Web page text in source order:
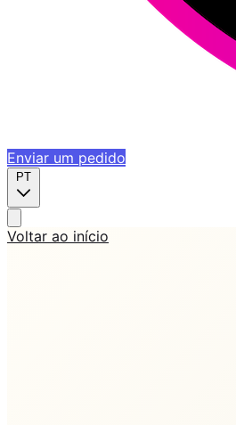
Enviar um pedido
PT
Voltar ao início